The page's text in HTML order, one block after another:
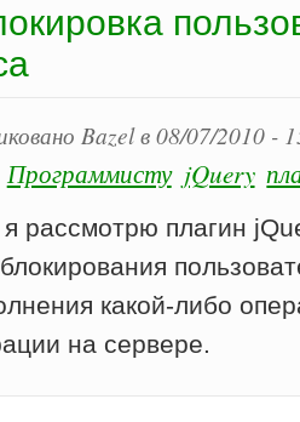
Bazel в 08/07/2010 -
Программисту jQuery
рассмотрю плагин
какой-либо
на сервере.